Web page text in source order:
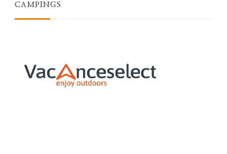
CAMPINGS